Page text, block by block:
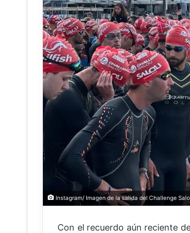
Instagram/ Imagen de la salida del Challenge
Con el recuerdo aún reciente